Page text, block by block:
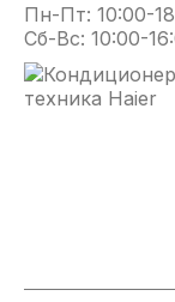
Пн-Пт: 10:00-
Сб-Вс: 10:00-